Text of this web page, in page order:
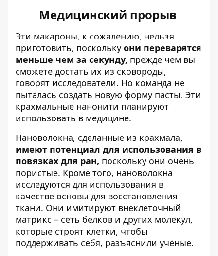
Медицинский прорыв
Эти макароны, к сожалению, нельзя
приготовить, поскольку они переварятся
меньше чем за секунду, прежде чем вы
сможете достать их из сковороды,
говорят исследователи. Но команда не
пыталась создать новую форму пасты. Эти
крахмальные нанонити планируют
использовать в медицине.
Нановолокна, сделанные из крахмала,
имеют потенциал для использования в
повязках для ран, поскольку они очень
пористые. Кроме того, нановолокна
исследуются для использования в
качестве основы для восстановления
ткани. Они имитируют внеклеточный
матрикс – сеть белков и других молекул,
которые строят клетки, чтобы
поддерживать себя, разъяснили учёные.